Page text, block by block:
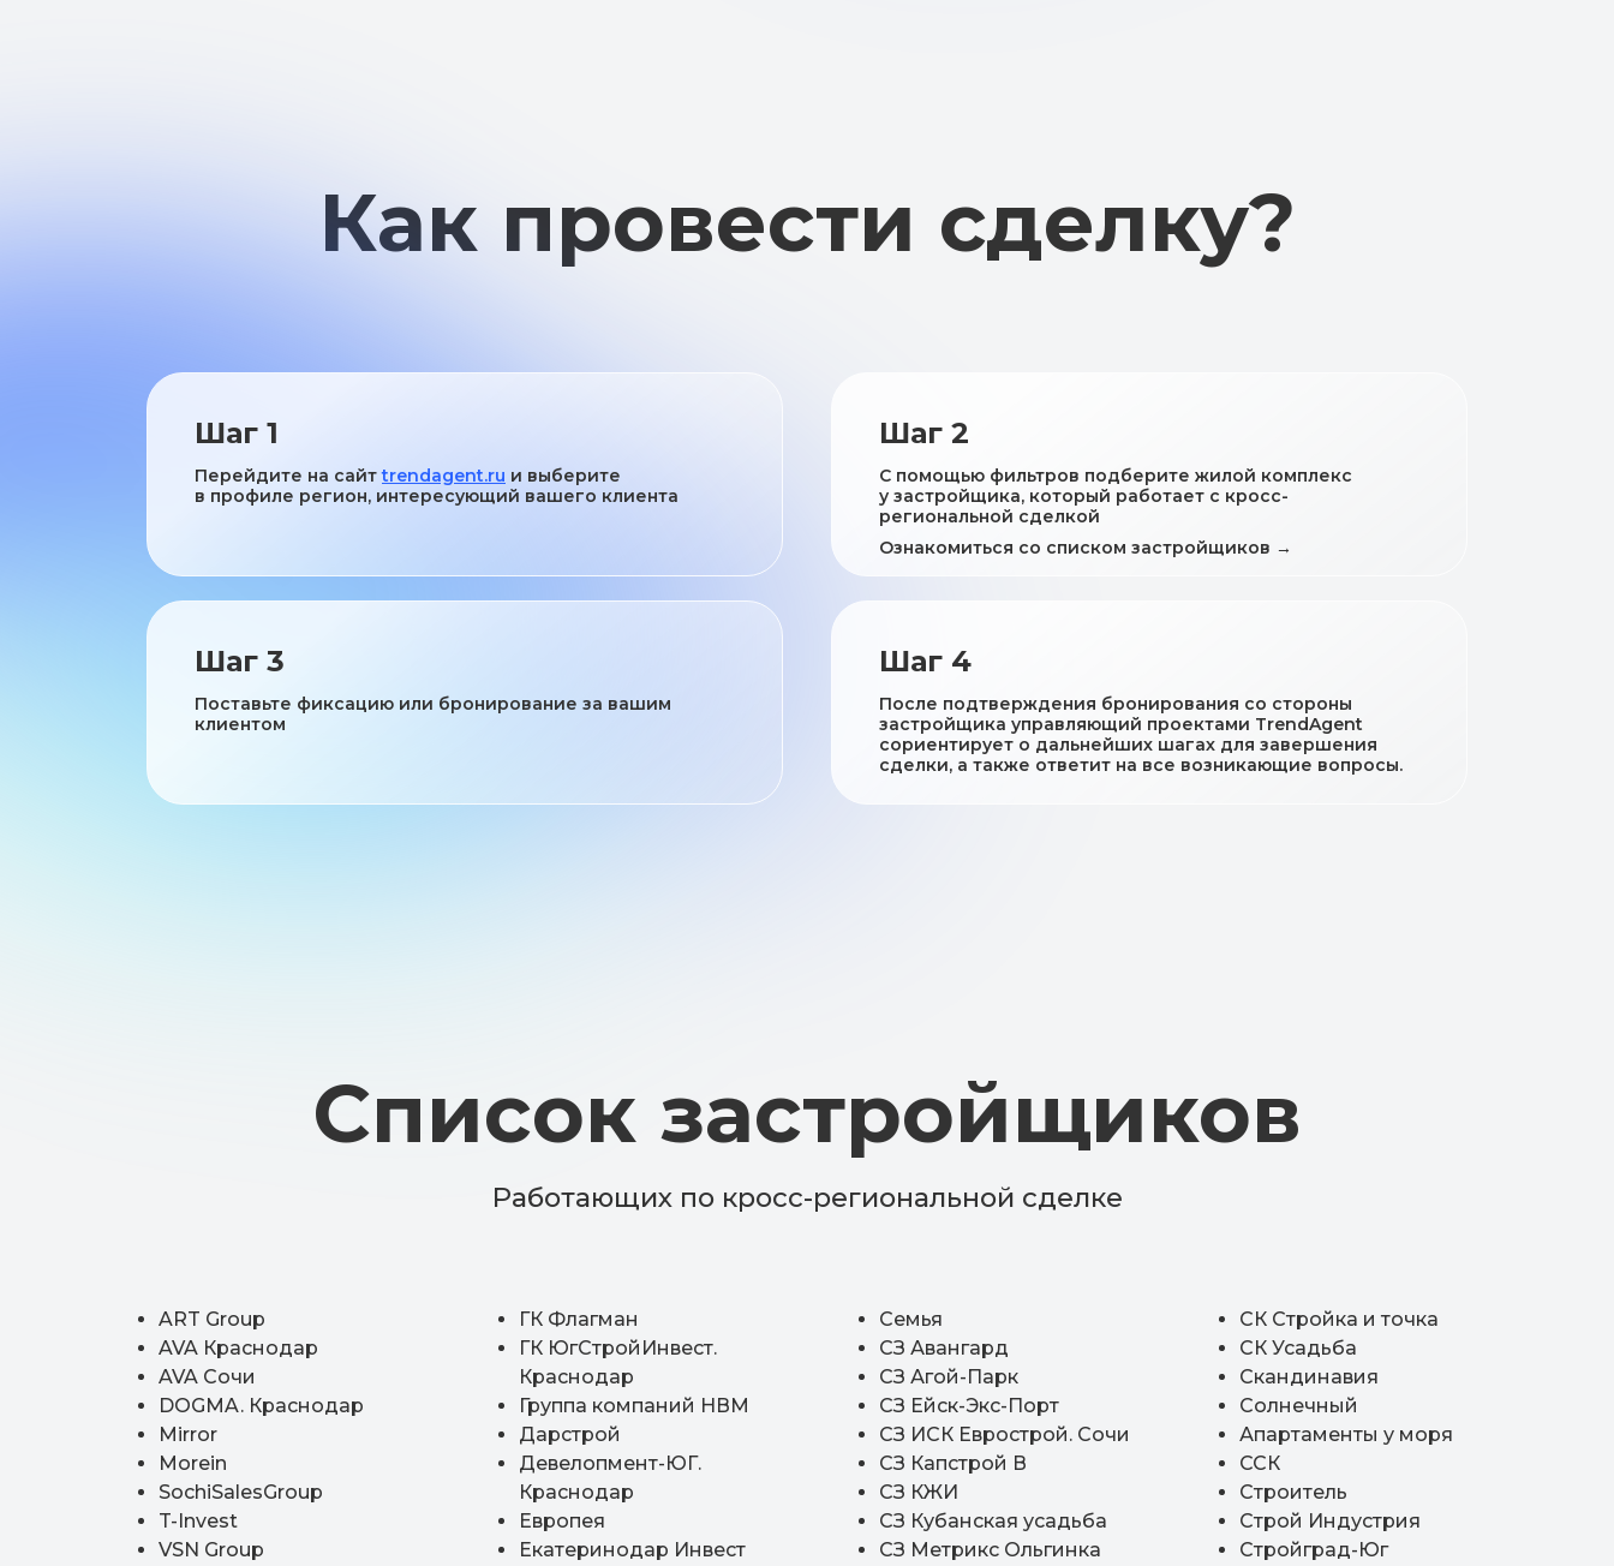
Шаг 1
Перейдите на сайтtrendagent.ru и выберите
в профиле регион, интересующий вашего клиента
Шаг 2
С помощью фильтров подберите жилой комплекс
у застройщика, который работает с кросс-
региональной сделкой
Ознакомиться со списком застройщиков →
Шаг 3
Поставьте фиксацию или бронирование за вашим
клиентом
Шаг 4
После подтверждения бронирования со стороны
застройщика управляющий проектами TrendAgent
сориентирует о дальнейших шагах для завершения
сделки, а также ответит на все возникающие вопросы.
ART Group
AVA Краснодар
AVA Сочи
DOGMA. Краснодар
Mirror
Morein
SochiSalesGroup
T-Invest
VSN Group
ГК Флагман
ГК ЮгСтройИнвест.
Краснодар
Группа компаний НВМ
Дарстрой
Девелопмент-ЮГ.
Краснодар
Европея
Екатеринодар Инвест
Семья
СЗ Авангард
СЗ Агой-Парк
СЗ Ейск-Экс-Порт
СЗ ИСК Еврострой. Сочи
СЗ Капстрой В
СЗ КЖИ
СЗ Кубанская усадьба
СЗ Метрикс Ольгинка
СК Стройка и точка
СК Усадьба
Скандинавия
Солнечный
Апартаменты у моря
ССК
Строитель
Строй Индустрия
Стройград-Юг